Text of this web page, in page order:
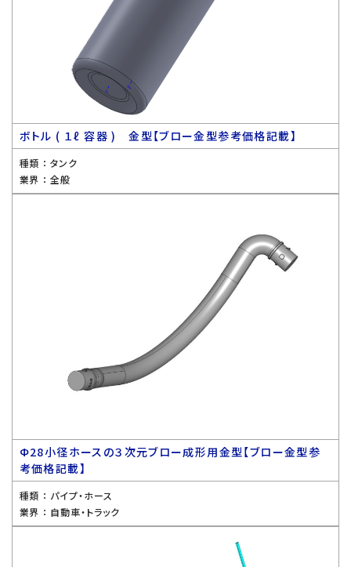
ボトル ( １ℓ 容器 ) 金型【ブロー金型参考価格記載】
種類 ： タンク
業界 ： 全般
Ф28小径ホースの３次元ブロー成形用金型【ブロー金型参
考価格記載】
種類 ： パイプ・ホース
業界 ： 自動車・トラック